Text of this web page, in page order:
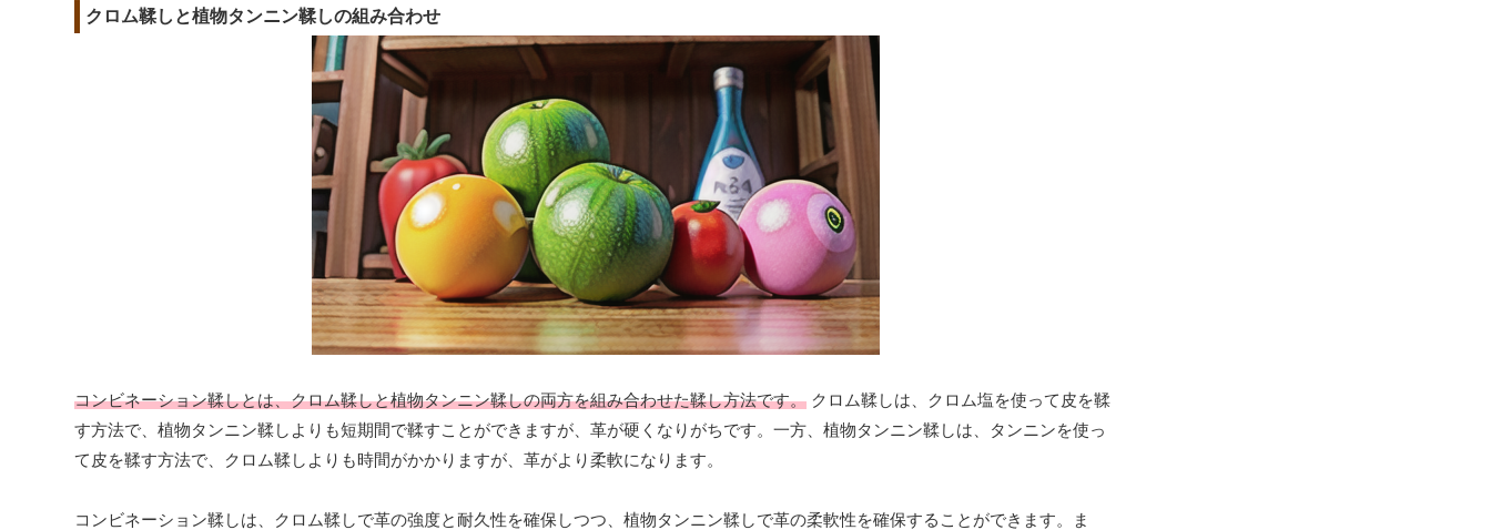
クロム鞣しと植物タンニン鞣しの組み合わせ
コンビネーション鞣しとは、クロム鞣しと植物タンニン鞣しの両方を組み合わせた鞣し方法です。 クロム鞣しは、クロム塩を使って皮を鞣
す方法で、植物タンニン鞣しよりも短期間で鞣すことができますが、革が硬くなりがちです。一方、植物タンニン鞣しは、タンニンを使っ
て皮を鞣す方法で、クロム鞣しよりも時間がかかりますが、革がより柔軟になります。
コンビネーション鞣しは、クロム鞣しで革の強度と耐久性を確保しつつ、植物タンニン鞣しで革の柔軟性を確保することができます。ま